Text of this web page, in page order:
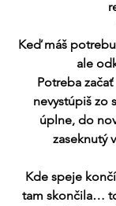
Keď máš
ale
nevystúpiš zo
úplne, do
zaseknutý
Kde speje
tam skončila…